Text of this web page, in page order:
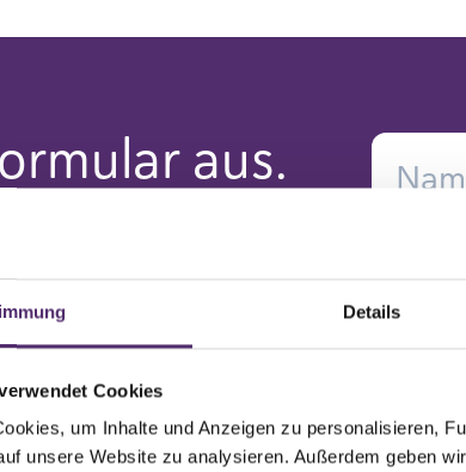
Details
Cookies
um Inhalte und Anzeigen zu personalisieren,
unsere Website zu analysieren. Außerdem geben
aus.